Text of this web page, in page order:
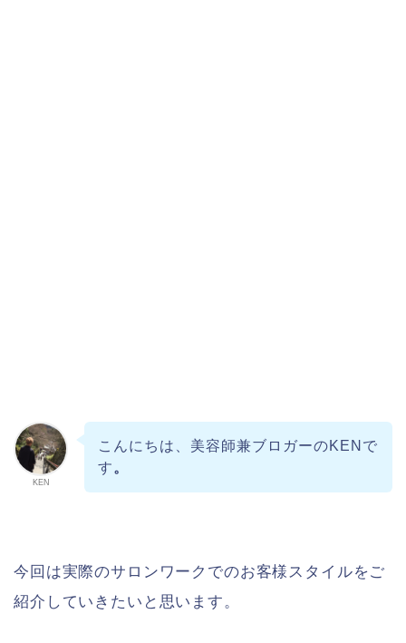
KEN
こんにちは、美容師兼ブロガーのKENで
す 。
今回は実際のサロンワークでのお客様スタイルをご
紹介していきたいと思います。